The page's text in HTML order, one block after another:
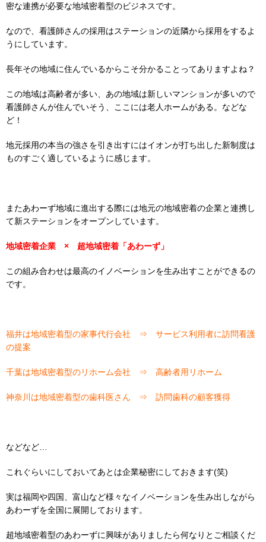
密な連携が必要な地域密着型のビジネスです。
なので、看護師さんの採用はステーションの近隣から採用をするよ
うにしています。
長年その地域に住んでいるからこそ分かることってありますよね？
この地域は高齢者が多い、あの地域は新しいマンションが多いので
看護師さんが住んでいそう、ここには老人ホームがある。などな
ど！
地元採用の本当の強さを引き出すにはイオンが打ち出した新制度は
ものすごく適しているように感じます。
またあわーず地域に進出する際には地元の地域密着の企業と連携し
て新ステーションをオープンしています。
地域密着企業 × 超地域密着「あわーず」
この組み合わせは最高のイノベーションを生み出すことができるの
です。
福井は地域密着型の家事代行会社 ⇒ サービス利用者に訪問看護
の提案
千葉は地域密着型のリホーム会社 ⇒ 高齢者用リホーム
神奈川は地域密着型の歯科医さん ⇒ 訪問歯科の顧客獲得
などなど…
これぐらいにしておいてあとは企業秘密にしておきます(笑)
実は福岡や四国、富山など様々なイノベーションを生み出しながら
あわーずを全国に展開しております。
超地域密着型のあわーずに興味がありましたら何なりとご相談くだ